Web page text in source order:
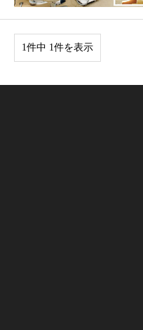
1件中 1件を表示